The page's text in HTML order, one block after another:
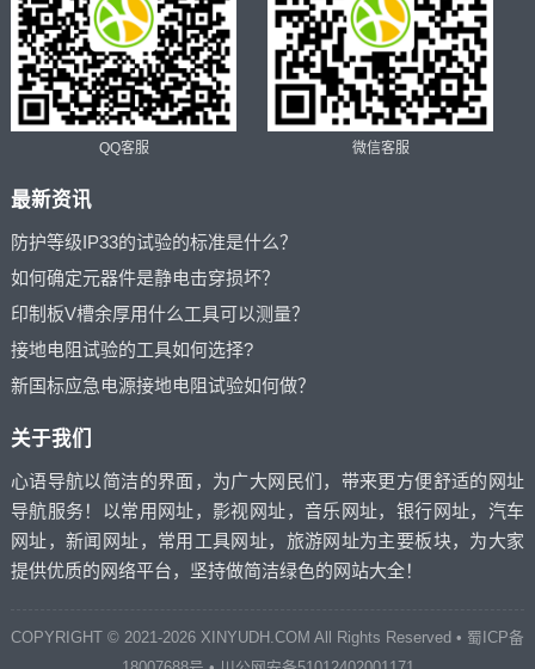
QQ客服 微信客服
最新资讯
防护等级IP33的试验的标准是什么？
如何确定元器件是静电击穿损坏？
印制板V槽余厚用什么工具可以测量？
接地电阻试验的工具如何选择?
新国标应急电源接地电阻试验如何做？
关于我们
心语导航以简洁的界面，为广大网民们，带来更方便舒适的网址
导航服务！以常用网址，影视网址，音乐网址，银行网址，汽车
网址，新闻网址，常用工具网址，旅游网址为主要板块，为大家
提供优质的网络平台，坚持做简洁绿色的网站大全！
COPYRIGHT © 2021-2026 XINYUDH.COM All Rights Reserved • 蜀ICP备